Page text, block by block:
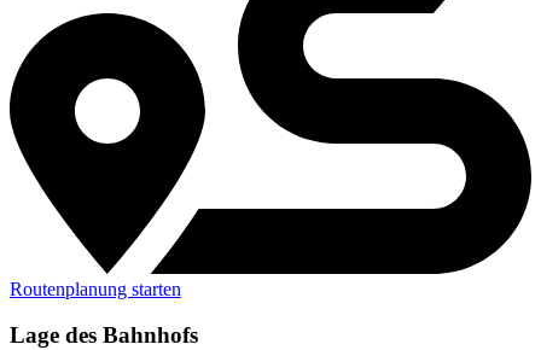
Routenplanung starten
Lage des Bahnhofs